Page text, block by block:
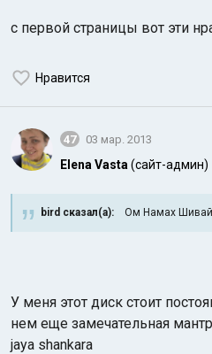
с первой страницы вот эти
Нравится
47 03 мар. 2013
Elena Vasta (сайт-админ)
bird сказал(а): Ом Намах
У меня этот диск стоит
нем еще замечательная
jaya shankara